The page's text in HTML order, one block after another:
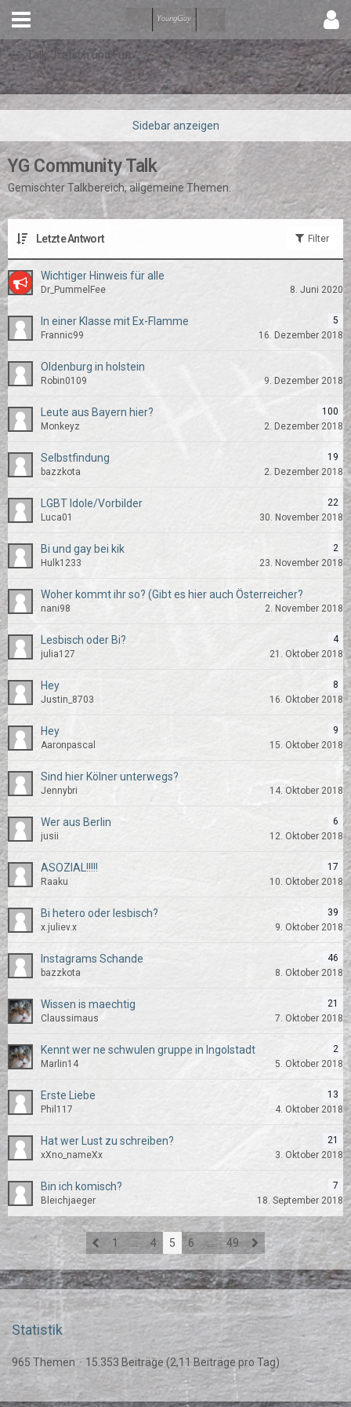
Talk, Tratsch und Fun
YG Community Talk
Gemischter Talkbereich, allgemeine Themen.
Letzte Antwort Filter
Wichtiger Hinweis für alle
Dr_PummelFee 8. Juni 2020
In einer Klasse mit Ex-Flamme
5
Frannic99
16. Dezember 2018
Oldenburg in holstein
Robin0109 9. Dezember 2018
Leute aus Bayern hier?
100
Monkeyz
2. Dezember 2018
Selbstfindung
19
bazzkota
2. Dezember 2018
LGBT Idole/Vorbilder
22
Luca01
30. November 2018
Bi und gay bei kik
2
Hulk1233
23. November 2018
Woher kommt ihr so? (Gibt es hier auch Österreicher?
nani98 2. November 2018
Lesbisch oder Bi?
4
julia127
21. Oktober 2018
Hey
8
Justin_8703
16. Oktober 2018
Hey
9
Aaronpascal
15. Oktober 2018
Sind hier Kölner unterwegs?
Jennybri 14. Oktober 2018
Wer aus Berlin
6
jusii
12. Oktober 2018
ASOZIAL!!!!!
17
Raaku
10. Oktober 2018
Bi hetero oder lesbisch?
39
x.juliev.x
9. Oktober 2018
Instagrams Schande
46
bazzkota
8. Oktober 2018
Wissen is maechtig
21
Claussimaus
7. Oktober 2018
Kennt wer ne schwulen gruppe in Ingolstadt
2
Marlin14
5. Oktober 2018
Erste Liebe
13
Phil117
4. Oktober 2018
Hat wer Lust zu schreiben?
21
xXno_nameXx
3. Oktober 2018
Bin ich komisch?
7
Bleichjaeger
18. September 2018
1 4 5 6 … 49
Statistik
965 Themen 15.353 Beiträge (2,11 Beiträge pro Tag)